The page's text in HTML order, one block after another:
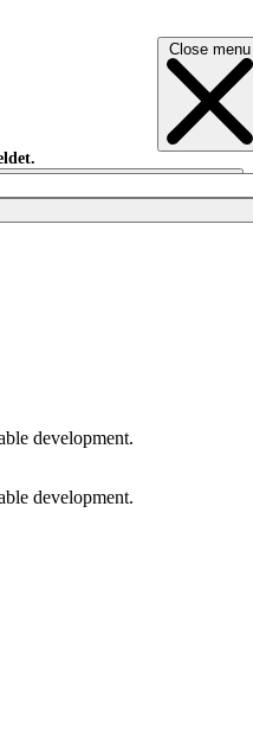
Close menu
Anmelden
development.
development.